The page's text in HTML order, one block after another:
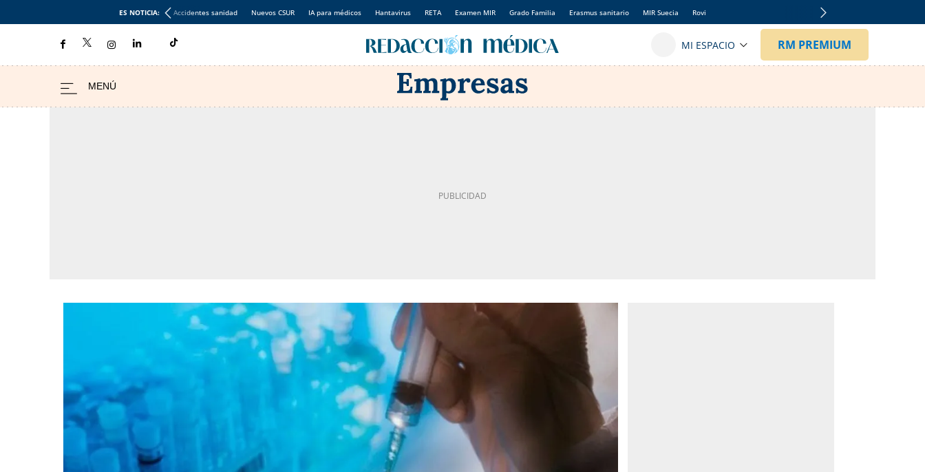
ES NOTICIA: Accidentes sanidad Nuevos CSUR IA para médicos Hantavirus RETA Examen MIR Grado Familia Erasmus sanitario MIR Suecia Rovi